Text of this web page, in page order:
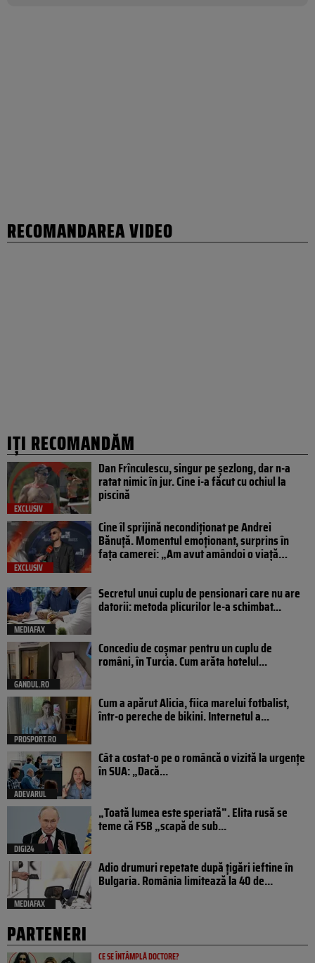
RECOMANDAREA VIDEO
IȚI RECOMANDĂM
EXCLUSIV
Dan Frînculescu, singur pe șezlong, dar n-a
ratat nimic în jur. Cine i-a făcut cu ochiul la
piscină
EXCLUSIV
Cine îl sprijină necondiționat pe Andrei
Bănuță. Momentul emoționant, surprins în
fața camerei: „Am avut amândoi o viață…
MEDIAFAX
Secretul unui cuplu de pensionari care nu are
datorii: metoda plicurilor le-a schimbat...
GANDUL.RO
Concediu de coșmar pentru un cuplu de
români, în Turcia. Cum arăta hotelul...
PROSPORT.RO
Cum a apărut Alicia, fiica marelui fotbalist,
într-o pereche de bikini. Internetul a...
ADEVARUL
Cât a costat-o pe o româncă o vizită la urgențe
în SUA: „Dacă...
DIGI24
„Toată lumea este speriată”. Elita rusă se
teme că FSB „scapă de sub...
MEDIAFAX
Adio drumuri repetate după țigări ieftine în
Bulgaria. România limitează la 40 de...
PARTENERI
CE SE ÎNTÂMPLĂ DOCTORE?